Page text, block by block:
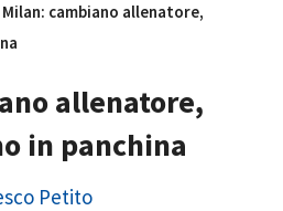
Milan: cambiano allenatore,
allenatore,
in panchina
Petito